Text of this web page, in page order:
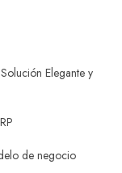
Elegante y
de negocio